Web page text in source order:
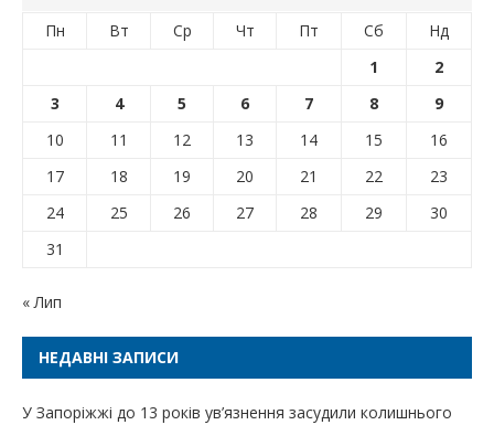
Пн Вт Ср Чт Пт Сб
Нд
1
2
3
4 5 6 7 8
9
10
11 12 13 14 15
16
17
18 19 20 21 22
23
24
25 26 27 28 29
30
31
« Лип
НЕДАВНІ ЗАПИСИ
У Запоріжжі до 13 років ув’язнення засудили колишнього